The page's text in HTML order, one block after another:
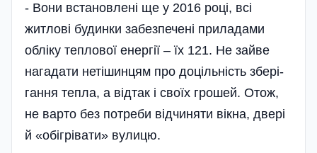
- Вони встановлені ще у 2016 році, всі
житлові будинки забезпечені приладами
обліку теплової енергії – їх 121. Не зайве
нагадати нетішинцям про доцільність збері­
гання тепла, а відтак і своїх грошей. Отож,
не варто без потреби відчиняти вікна, двері
й «обігрівати» вулицю.